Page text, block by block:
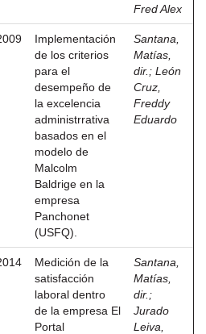
Fred Alex
Implementación
de los criterios
para el
desempeño de
la excelencia
administrrativa
basados en el
modelo de
Malcolm
Baldrige en la
empresa
Panchonet
(USFQ).
Santana,
Matías,
dir. ; León
Cruz,
Freddy
Eduardo
Medición de la
satisfacción
laboral dentro
de la empresa El
Portal
Santana,
Matías,
dir. ;
Jurado
Leiva,